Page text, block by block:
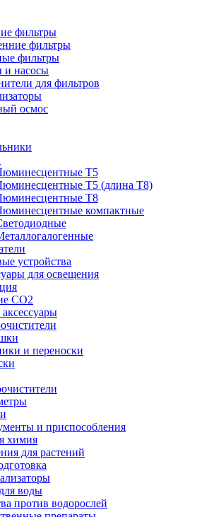
фильтры
фильтры
фильтры
насосы
для фильтров
осмос
T5
T5 (длина T8)
T8
компактные
устройства
для освещения
CO2
и переноски
и приспособления
химия
для растений
воды
против водорослей